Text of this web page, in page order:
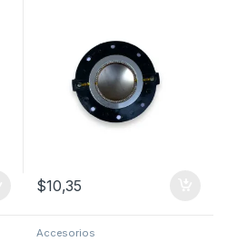
$10,35
Accesorios